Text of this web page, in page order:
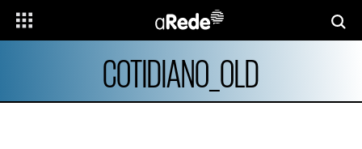
COTIDIANO_OLD